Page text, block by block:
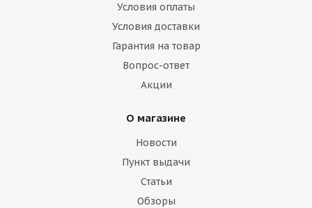
Условия оплаты
Условия доставки
Гарантия на товар
Вопрос-ответ
Акции
О магазине
Новости
Пункт выдачи
Статьи
Обзоры